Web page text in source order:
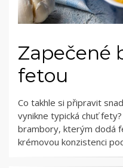
Zapečené
fetou
Co takhle si připravit
vynikne typická chuť
brambory, kterým dodá
krémovou konzistenci